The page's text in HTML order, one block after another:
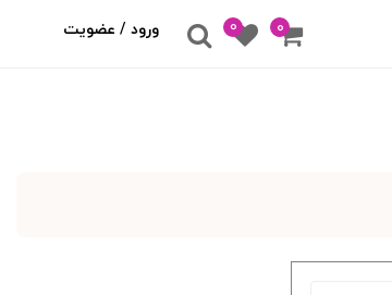
۰ 0 ورود / عضویت